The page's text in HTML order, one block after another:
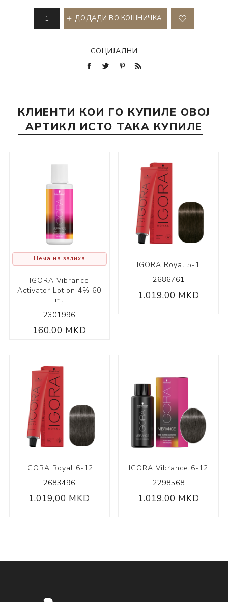
ДОДАДИ ВО КОШНИЧКА
СОЦИЈАЛНИ
КЛИЕНТИ КОИ ГО КУПИЛЕ ОВОЈ
АРТИКЛ ИСТО ТАКА КУПИЛЕ
Нема на залиха
IGORA Vibrance
Activator Lotion 4% 60
ml
2301996
160,00 MKD
IGORA Royal 5-1
2686761
1.019,00 MKD
IGORA Royal 6-12
2683496
1.019,00 MKD
IGORA Vibrance 6-12
2298568
1.019,00 MKD